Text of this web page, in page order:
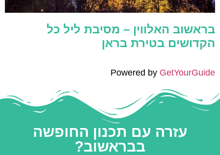
בראשוב האלווין – מסיבת ליל כל
הקדושים בטירת בראן
Powered by GetYourGuide
עזרה עם תכנון החופשה
בבראשוב?